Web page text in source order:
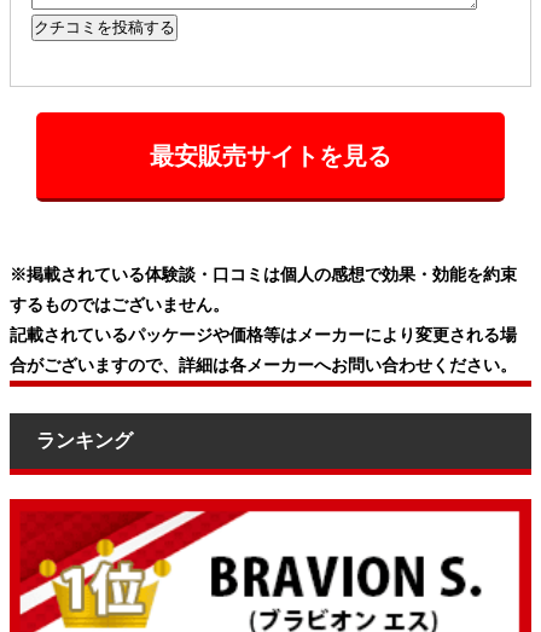
最安販売サイトを見る
※掲載されている体験談・口コミは個人の感想で効果・効能を約束
するものではございません。
記載されているパッケージや価格等はメーカーにより変更される場
合がございますので、詳細は各メーカーへお問い合わせください。
ランキング